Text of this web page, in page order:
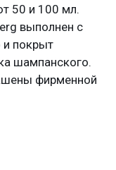
50 и 100 мл.
выполнен с
и покрыт
шампанского.
фирменной